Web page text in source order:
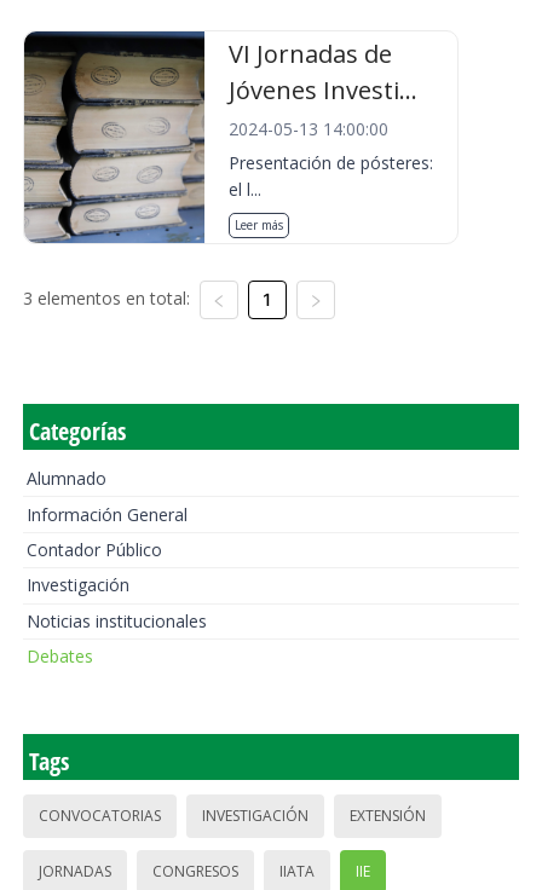
VI Jornadas de
Jóvenes Investi...
2024-05-13 14:00:00
Presentación de pósteres:
el l...
Leer más
3 elementos en total: 1
Categorías
Alumnado
Información General
Contador Público
Investigación
Noticias institucionales
Debates
Tags
CONVOCATORIAS INVESTIGACIÓN EXTENSIÓN
JORNADAS CONGRESOS IIATA IIE